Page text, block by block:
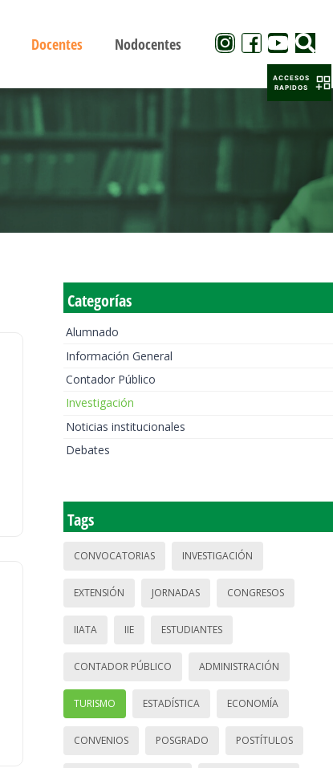
Docentes Nodocentes
Categorías
Alumnado
Información General
Contador Público
Investigación
Noticias institucionales
Debates
Tags
CONVOCATORIAS INVESTIGACIÓN
EXTENSIÓN JORNADAS CONGRESOS
IIATA IIE ESTUDIANTES
CONTADOR PÚBLICO ADMINISTRACIÓN
TURISMO ESTADÍSTICA ECONOMÍA
CONVENIOS POSGRADO POSTÍTULOS
ACCESOS
RAPIDOS